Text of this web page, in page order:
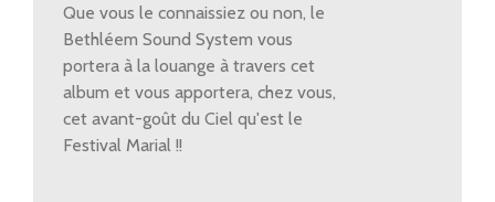
Que vous le connaissiez ou non, le
Bethléem Sound System vous
portera à la louange à travers cet
album et vous apportera, chez vous,
cet avant-goût du Ciel qu'est le
Festival Marial !!